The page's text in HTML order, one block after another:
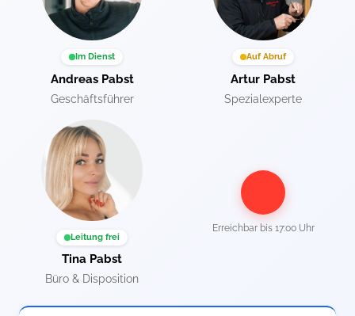
Im Dienst
Andreas Pabst
Geschäftsführer
Auf Abruf
Artur Pabst
Spezialexperte
Leitung frei
Tina Pabst
Büro & Disposition
Erreichbar bis 17:00 Uhr